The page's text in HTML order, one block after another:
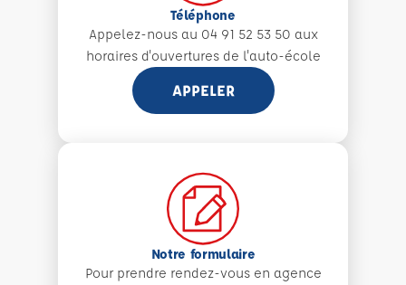
Téléphone
Appelez-nous au 04 91 52 53 50 aux
horaires d'ouvertures de l'auto-école
APPELER
Notre formulaire
Pour prendre rendez-vous en agence